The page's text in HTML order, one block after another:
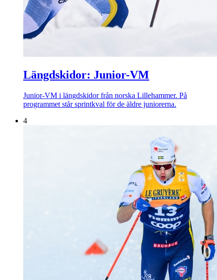
Längdskidor: Junior-VM
Junior-VM i längdskidor från norska Lillehammer. På
programmet står sprintkval för de äldre juniorerna.
4